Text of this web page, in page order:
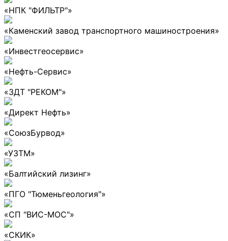
«НПК "ФИЛЬТР"»
«Каменский завод транспортного машиностроения»
«Инвестгеосервис»
«Нефть-Сервис»
«ЗДТ "РЕКОМ"»
«Директ Нефть»
«СоюзБурвод»
«УЗТМ»
«Балтийский лизинг»
«ПГО "Тюменьгеология"»
«СП "ВИС-МОС"»
«СКИК»